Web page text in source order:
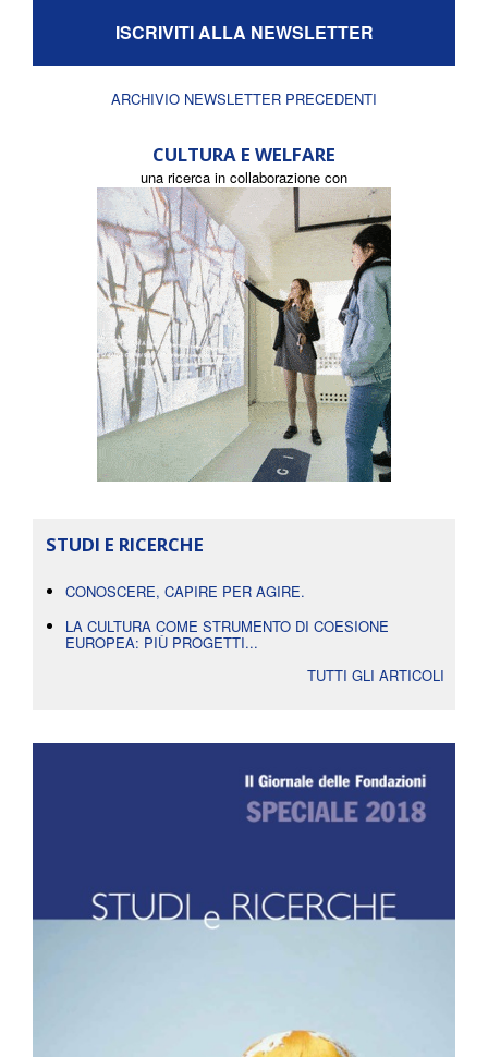
ISCRIVITI ALLA NEWSLETTER
ARCHIVIO NEWSLETTER PRECEDENTI
CULTURA E WELFARE
una ricerca in collaborazione con
STUDI E RICERCHE
CONOSCERE, CAPIRE PER AGIRE.
LA CULTURA COME STRUMENTO DI COESIONE
EUROPEA: PIÙ PROGETTI...
TUTTI GLI ARTICOLI